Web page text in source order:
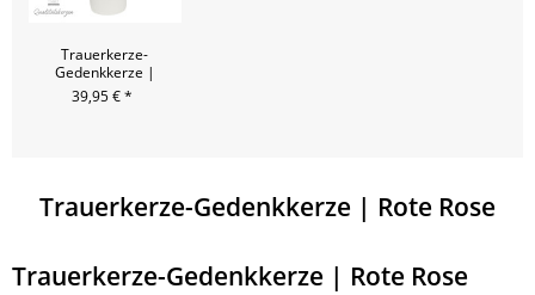
Trauerkerze-
Gedenkkerze |
Schlichtes Kreuz -
20x6,8
39,95 € *
Trauerkerze-Gedenkkerze | Rote Rose
Trauerkerze-Gedenkkerze | Rote Rose